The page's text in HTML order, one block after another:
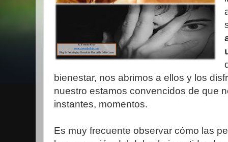
bienestar, nos abrimos a ellos y los
nuestro estamos convencidos de que
instantes, momentos.
Es muy frecuente observar cómo las